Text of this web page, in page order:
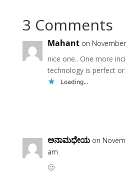
ಕರುಳ ಬಳ್ಳಿಯ
ಕರೆಗೆ ಓಗೊಟ್ಟು ಬಳಿಬರುವ
ಅಮ್ಮಾ ನಿನ್ನ ಋಣವ
ತೀರಿಸಲಿ…
ಮಾಡ್ಕೊ ಬೇಡಿಇದು ಬರೀ
ಹುಡುಗಾಟಕ್ಕೆಕಾಣೆಯಾಗದೆ
ಎದುರಿಗಿರುವವರಿಗೆ:ನೀವೆಲ್
ಲೋ ದಿಕ್ಕು
ತಪ್ಪಿದಂತಿದೆಗೂಗಲ್ ಮ್ಯಾಪ್ಸ್
ಸ್ವಲ್ಪ ಸರಿಯಿದೆಬಳಸಿ ನೋಡಿ
ಒಮ್ಮೆದೂರದಿದ್ದರೆ ಆಯ್ತು
3 Comments
Mahant on
nice one.. One more
technology is perfect or
Loading...
ಅನಾಮಧೇಯ on
am
🙂